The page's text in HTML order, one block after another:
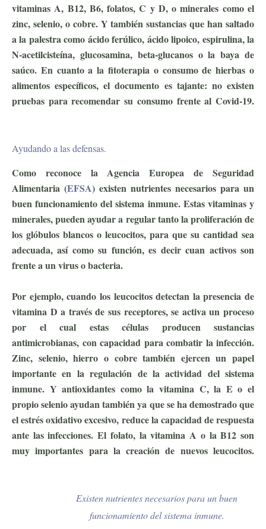
vitaminas A, B12, B6, folatos, C y D, o minerales como el
zinc, selenio, o cobre. Y también sustancias que han saltado
a la palestra como ácido ferúlico, ácido lipoico, espirulina, la
N-acetilcisteína, glucosamina, beta-glucanos o la baya de
saúco. En cuanto a la fitoterapia o consumo de hierbas o
alimentos específicos, el documento es tajante: no existen
pruebas para recomendar su consumo frente al Covid-19.
Ayudando a las defensas.
Como reconoce la Agencia Europea de Seguridad
Alimentaria (EFSA) existen nutrientes necesarios para un
buen funcionamiento del sistema inmune. Estas vitaminas y
minerales, pueden ayudar a regular tanto la proliferación de
los glóbulos blancos o leucocitos, para que su cantidad sea
adecuada, así como su función, es decir cuan activos son
frente a un virus o bacteria.
Por ejemplo, cuando los leucocitos detectan la presencia de
vitamina D a través de sus receptores, se activa un proceso
por el cual estas células producen sustancias
antimicrobianas, con capacidad para combatir la infección.
Zinc, selenio, hierro o cobre también ejercen un papel
importante en la regulación de la actividad del sistema
inmune. Y antioxidantes como la vitamina C, la E o el
propio selenio ayudan también ya que se ha demostrado que
el estrés oxidativo excesivo, reduce la capacidad de respuesta
ante las infecciones. El folato, la vitamina A o la B12 son
muy importantes para la creación de nuevos leucocitos.
Existen nutrientes necesarios para un buen
funcionamiento del sistema inmune.